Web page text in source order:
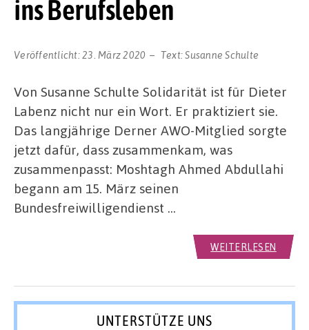
ins Berufsleben
Veröffentlicht:23. März 2020 Text:Susanne Schulte
Von Susanne Schulte Solidarität ist für Dieter
Labenz nicht nur ein Wort. Er praktiziert sie.
Das langjährige Derner AWO-Mitglied sorgte
jetzt dafür, dass zusammenkam, was
zusammenpasst: Moshtagh Ahmed Abdullahi
begann am 15. März seinen
Bundesfreiwilligendienst …
WEITERLESEN
UNTERSTÜTZE UNS